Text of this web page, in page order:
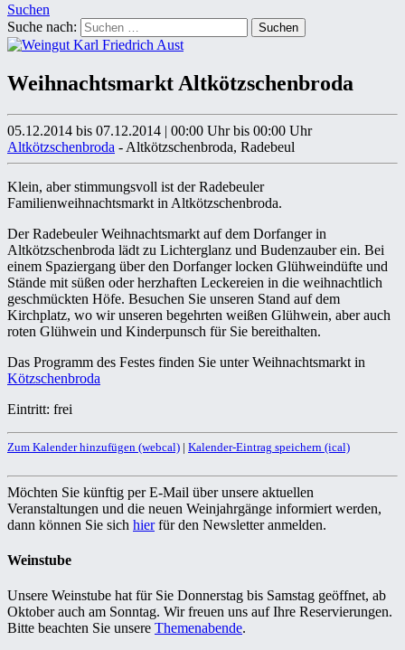
Suchen
Suche nach:
Weihnachtsmarkt Altkötzschenbroda
05.12.2014 bis 07.12.2014 | 00:00 Uhr bis 00:00 Uhr
Altkötzschenbroda - Altkötzschenbroda, Radebeul
Klein, aber stimmungsvoll ist der Radebeuler
Familienweihnachtsmarkt in Altkötzschenbroda.
Der Radebeuler Weihnachtsmarkt auf dem Dorfanger in
Altkötzschenbroda lädt zu Lichterglanz und Budenzauber ein. Bei
einem Spaziergang über den Dorfanger locken Glühweindüfte und
Stände mit süßen oder herzhaften Leckereien in die weihnachtlich
geschmückten Höfe. Besuchen Sie unseren Stand auf dem
Kirchplatz, wo wir unseren begehrten weißen Glühwein, aber auch
roten Glühwein und Kinderpunsch für Sie bereithalten.
Das Programm des Festes finden Sie unter Weihnachtsmarkt in
Kötzschenbroda
Eintritt: frei
Zum Kalender hinzufügen (webcal) | Kalender-Eintrag speichern (ical)
Möchten Sie künftig per E-Mail über unsere aktuellen
Veranstaltungen und die neuen Weinjahrgänge informiert werden,
dann können Sie sich hierfür den Newsletter anmelden.
Weinstube
Unsere Weinstube hat für Sie Donnerstag bis Samstag geöffnet, ab
Oktober auch am Sonntag. Wir freuen uns auf Ihre Reservierungen.
Bitte beachten Sie unsere Themenabende.